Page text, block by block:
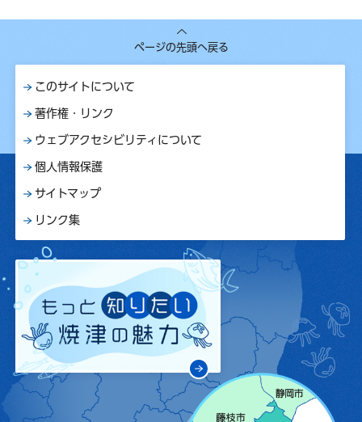
ページの先頭へ戻る
このサイトについて
著作権・リンク
ウェブアクセシビリティについて
個人情報保護
サイトマップ
リンク集